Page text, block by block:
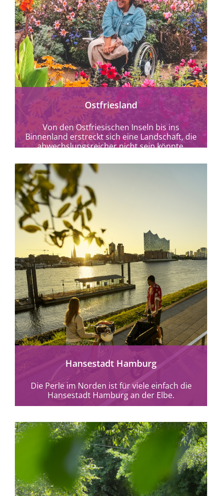
mehr erfahren
Ostfriesland
Von den Ostfriesischen Inseln bis ins
Binnenland erstreckt sich eine Landschaft, die
abwechslungsreicher nicht sein könnte.
mehr erfahren
Hansestadt Hamburg
Die Perle im Norden ist für viele einfach die
Hansestadt Hamburg an der Elbe.